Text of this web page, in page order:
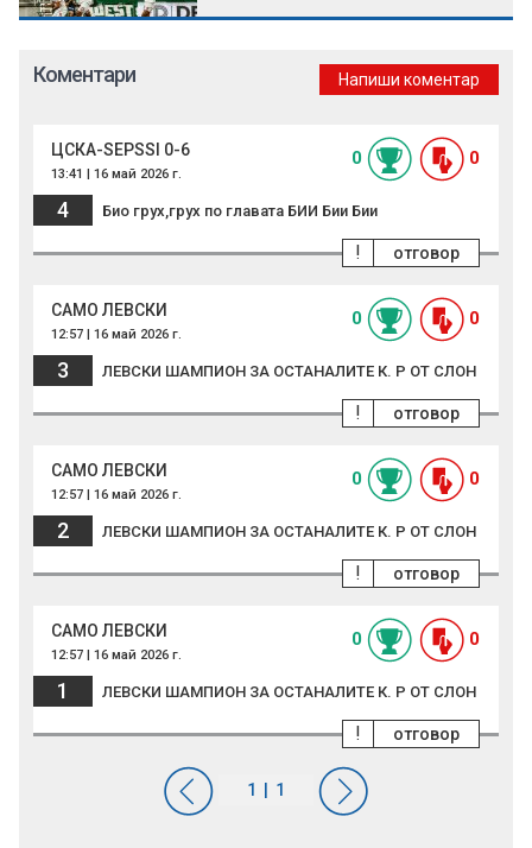
Коментари Напиши коментар
ЦСКА-SEPSSI 0-6
13:41 | 16 май 2026 г.
0 0
4 Био грух,грух по главата БИИ Бии Бии
отговор
!
САМО ЛЕВСКИ
12:57 | 16 май 2026 г.
0 0
3 ЛЕВСКИ ШАМПИОН ЗА ОСТАНАЛИТЕ К. Р ОТ СЛОН
отговор
!
САМО ЛЕВСКИ
12:57 | 16 май 2026 г.
0 0
2 ЛЕВСКИ ШАМПИОН ЗА ОСТАНАЛИТЕ К. Р ОТ СЛОН
отговор
!
САМО ЛЕВСКИ
12:57 | 16 май 2026 г.
0 0
1 ЛЕВСКИ ШАМПИОН ЗА ОСТАНАЛИТЕ К. Р ОТ СЛОН
отговор
!